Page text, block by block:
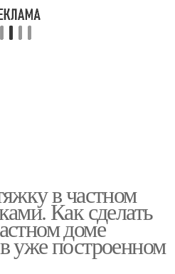
в частном
Как сделать
доме
уже построенном